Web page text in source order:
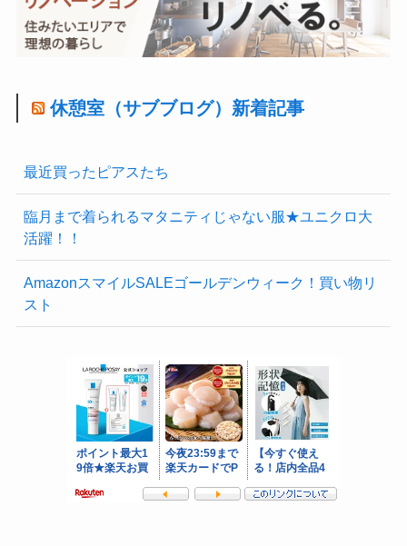
休憩室（サブブログ）新着記事
最近買ったピアスたち
臨月まで着られるマタニティじゃない服★ユニクロ大
活躍！！
AmazonスマイルSALEゴールデンウィーク！買い物リ
スト